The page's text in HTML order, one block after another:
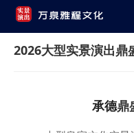
2026大型实景演出鼎
承德鼎